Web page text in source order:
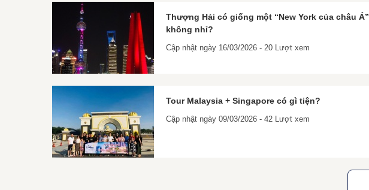
Thượng Hải có giống một “New York của châu Á”
không nhỉ?
Cập nhật ngày 16/03/2026 - 20 Lượt xem
Tour Malaysia + Singapore có gì tiện?
Cập nhật ngày 09/03/2026 - 42 Lượt xem